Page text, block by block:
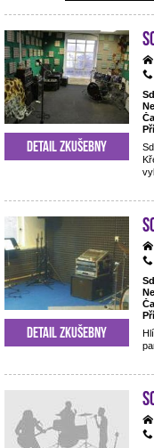
Detail zkušebny
Detail zkušebny